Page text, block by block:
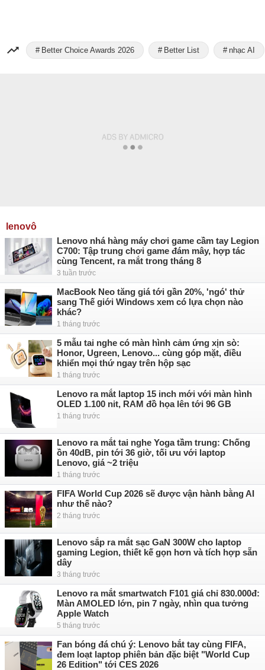
Better Choice Awards 2026 Better List nhạc AI
lenovô
Lenovo nhá hàng máy chơi game cầm tay Legion
C700: Tập trung chơi game đám mây, hợp tác
cùng Tencent, ra mắt trong tháng 8
3 tuần trước
MacBook Neo tăng giá tới gần 20%, 'ngó' thử
sang Thế giới Windows xem có lựa chọn nào
khác?
1 tháng trước
5 mẫu tai nghe có màn hình cảm ứng xịn sò:
Honor, Ugreen, Lenovo... cùng góp mặt, điều
khiển mọi thứ ngay trên hộp sạc
1 tháng trước
Lenovo ra mắt laptop 15 inch mới với màn hình
OLED 1.100 nit, RAM đồ họa lên tới 96 GB
1 tháng trước
Lenovo ra mắt tai nghe Yoga tầm trung: Chống
ồn 40dB, pin tới 36 giờ, tối ưu với laptop
Lenovo, giá ~2 triệu
1 tháng trước
FIFA World Cup 2026 sẽ được vận hành bằng AI
như thế nào?
2 tháng trước
Lenovo sắp ra mắt sạc GaN 300W cho laptop
gaming Legion, thiết kế gọn hơn và tích hợp sẵn
dây
3 tháng trước
Lenovo ra mắt smartwatch F101 giá chỉ 830.000đ:
Màn AMOLED lớn, pin 7 ngày, nhìn qua tưởng
Apple Watch
5 tháng trước
Fan bóng đá chú ý: Lenovo bắt tay cùng FIFA,
đem loạt laptop phiên bản đặc biệt "World Cup
26 Edition" tới CES 2026